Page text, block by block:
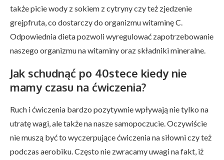
także picie wody z sokiem z cytryny czy też zjedzenie
grejpfruta, co dostarczy do organizmu witaminę C.
Odpowiednia dieta pozwoli wyregulować zapotrzebowanie
naszego organizmu na witaminy oraz składniki mineralne.
Jak schudnąć po 40stece kiedy nie
mamy czasu na ćwiczenia?
Ruch i ćwiczenia bardzo pozytywnie wpływają nie tylko na
utratę wagi, ale także na nasze samopoczucie. Oczywiście
nie muszą być to wyczerpujące ćwiczenia na siłowni czy też
podczas aerobiku. Często nie zwracamy uwagi na fakt, iż